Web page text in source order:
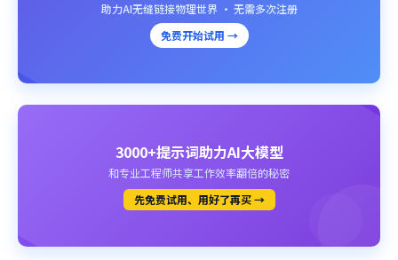
助力AI无缝链接物理世界 · 无需多次注册
免费开始试用 →
3000+提示词助力AI大模型
和专业工程师共享工作效率翻倍的秘密
先免费试用、用好了再买 →